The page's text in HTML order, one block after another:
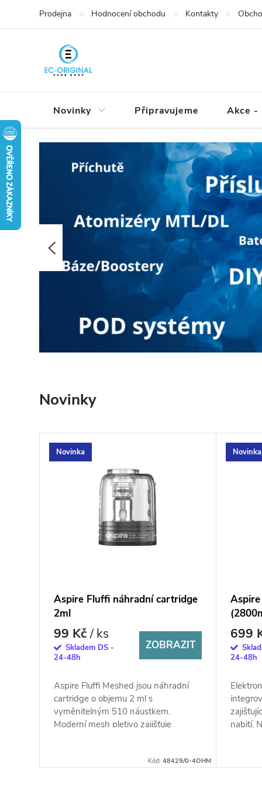
Prodejna Hodnocení obchodu Kontakty
Novinky Připravujeme Akce -
Předchozí
Novinky
Novinka
Aspire Fluffi náhradní cartridge
2ml
99 Kč/ ks
Skladem DS -
24-48h
ZOBRAZIT
Aspire Fluffi Meshed jsou náhradní
cartridge o objemu 2 ml s
vyměnitelným 510 náustkem.
Moderní mesh pletivo zajišťuje
Kód:48429/0-4OHM
Novinka
699
24-48h
nabití.